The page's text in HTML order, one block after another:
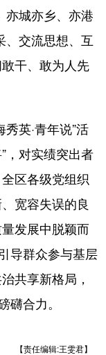
亦城亦乡、亦港
、交流思想、互
干、敢为人先
英·青年说”活
，对实绩突出者
区各级党组织
宽容失误的良
发展中脱颖而
导群众参与基层
共享新格局，
礴合力。
【责任编辑:王雯君】